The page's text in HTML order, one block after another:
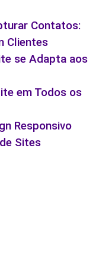
Contatos:
Clientes
se Adapta aos
em Todos os
Responsivo
Sites